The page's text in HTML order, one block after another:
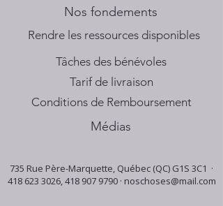
Nos fondements
​Rendre les ressources disponibles
Tâches des bénévoles
Tarif de livraison
Conditions de Remboursement
Médias
735 Rue Père-Marquette, Québec (QC) G1S 3C1 ·
418 623 3026,418 907 9790· noschoses@mail.com